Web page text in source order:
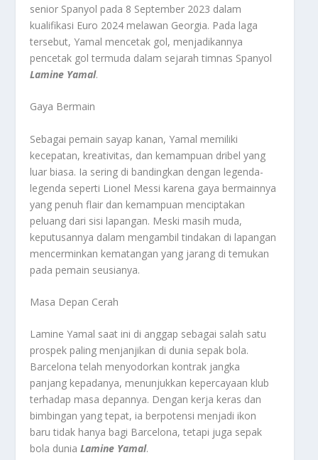
senior Spanyol pada 8 September 2023 dalam
kualifikasi Euro 2024 melawan Georgia. Pada laga
tersebut, Yamal mencetak gol, menjadikannya
pencetak gol termuda dalam sejarah timnas Spanyol
Lamine Yamal.
Gaya Bermain
Sebagai pemain sayap kanan, Yamal memiliki
kecepatan, kreativitas, dan kemampuan dribel yang
luar biasa. Ia sering di bandingkan dengan legenda-
legenda seperti Lionel Messi karena gaya bermainnya
yang penuh flair dan kemampuan menciptakan
peluang dari sisi lapangan. Meski masih muda,
keputusannya dalam mengambil tindakan di lapangan
mencerminkan kematangan yang jarang di temukan
pada pemain seusianya.
Masa Depan Cerah
Lamine Yamal saat ini di anggap sebagai salah satu
prospek paling menjanjikan di dunia sepak bola.
Barcelona telah menyodorkan kontrak jangka
panjang kepadanya, menunjukkan kepercayaan klub
terhadap masa depannya. Dengan kerja keras dan
bimbingan yang tepat, ia berpotensi menjadi ikon
baru tidak hanya bagi Barcelona, tetapi juga sepak
bola dunia Lamine Yamal.